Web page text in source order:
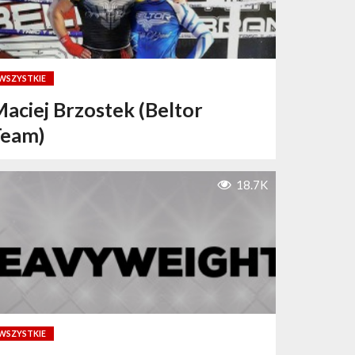
Brzostek (Beltor
18.7K